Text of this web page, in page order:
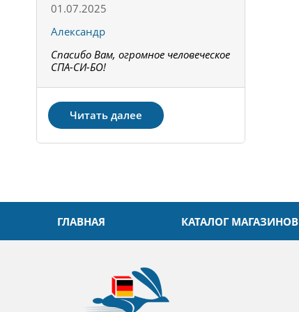
01.07.2025
Александр
Спасибо Вам, огромное человеческое
СПА-СИ-БО!
Читать далее
ГЛАВНАЯ КАТАЛОГ МАГАЗИНОВ